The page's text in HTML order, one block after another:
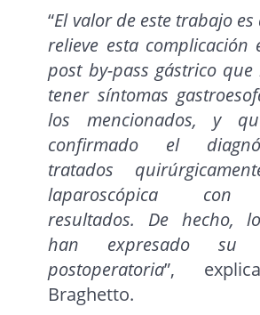
“El valor de este trabajo
relieve esta complicación
post by-pass gástrico
tener síntomas
los mencionados, y
confirmado el
tratados
laparoscópica con
resultados. De hecho,
han expresado su
postoperatoria”,
Braghetto.